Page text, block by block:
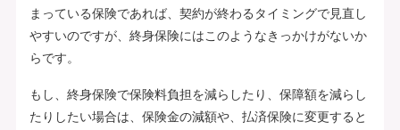
まっている保険であれば、契約が終わるタイミングで見直し
やすいのですが、終身保険にはこのようなきっかけがないか
らです。
もし、終身保険で保険料負担を減らしたり、保障額を減らし
たりしたい場合は、保険金の減額や、払済保険に変更すると